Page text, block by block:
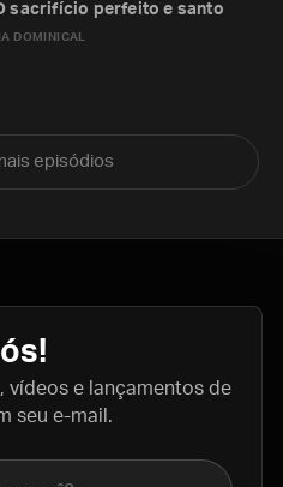
DOMINICAL
sacrifício perfeito e santo
episódios
vídeos e lançamentos de
seu e-mail.